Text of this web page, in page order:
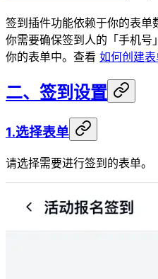
签到插件功能依赖于你的表单
你需要确保签到人的「手机
你的表单中。查看 如何创建
二、签到设置
1.选择表单
请选择需要进行签到的表单。